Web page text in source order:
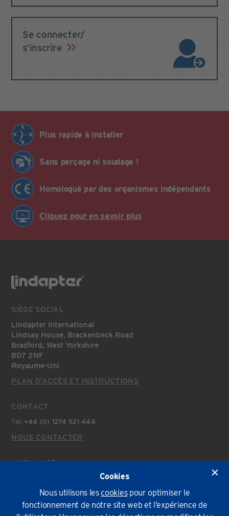
Se connecter/
s’inscrire
Plus rapide à installer
Sans perçage ni soudage !
Homologué par des organismes indépendants
Cliquez pour en savoir plus
SIÈGE SOCIAL
Lindapter International
Lindsay House, Brackenbeck Road
Bradford, West Yorkshire
BD7 2NF
Royaume-Uni
PLAN D’ACCÈS ET INSTRUCTIONS
CONTACT
Tel: +44 (0) 1274 521 444
NOUS CONTACTER
ACTUALITÉS
Politique environnementale Conditions Générales
Confidentialité
Cookies
Cookies
Nous utilisons lescookiespour optimiser le
fonctionnement de notre site web et l’expérience de